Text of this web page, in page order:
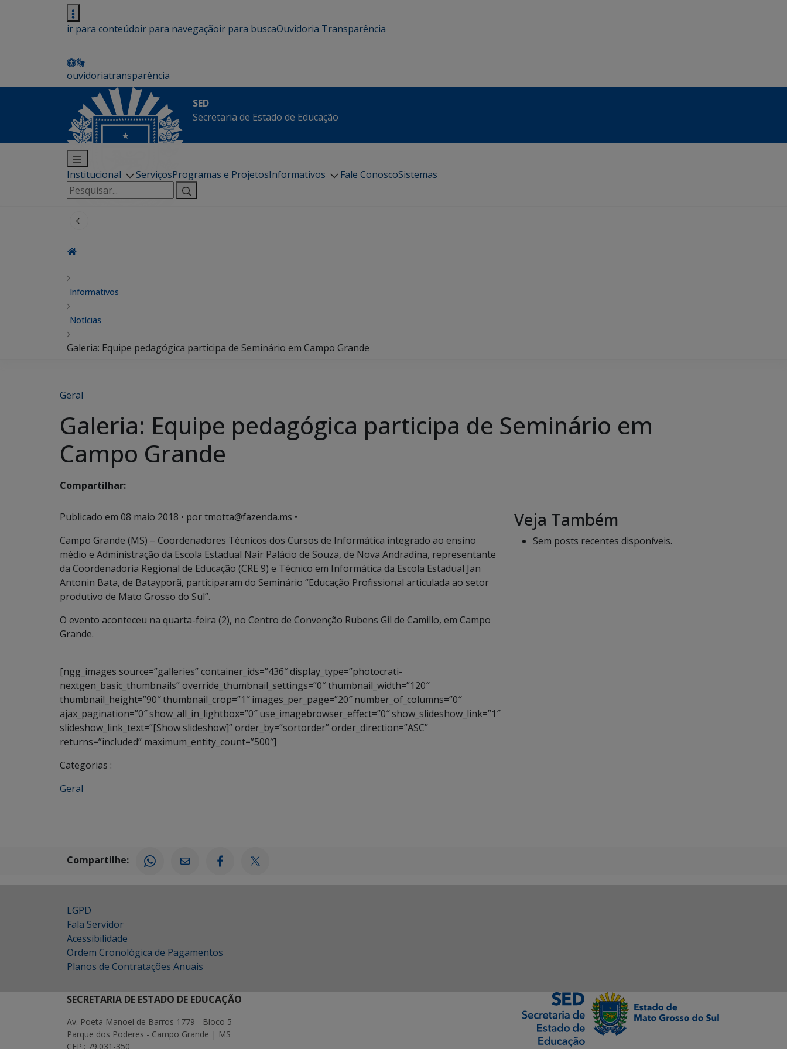
ir para conteúdoir para navegaçãoir para buscaOuvidoria Transparência
ouvidoriatransparência
SED
Secretaria de Estado de Educação
Institucional ServiçosProgramas e ProjetosInformativos Fale ConoscoSistemas
Pesquisar
por:
Informativos
Notícias
Galeria: Equipe pedagógica participa de Seminário em Campo Grande
Geral
Galeria: Equipe pedagógica participa de Seminário em
Campo Grande
Compartilhar:
Publicado em 08 maio 2018 • por tmotta@fazenda.ms •
Campo Grande (MS) – Coordenadores Técnicos dos Cursos de Informática integrado ao ensino
médio e Administração da Escola Estadual Nair Palácio de Souza, de Nova Andradina, representante
da Coordenadoria Regional de Educação (CRE 9) e Técnico em Informática da Escola Estadual Jan
Antonin Bata, de Batayporã, participaram do Seminário “Educação Profissional articulada ao setor
produtivo de Mato Grosso do Sul”.
O evento aconteceu na quarta-feira (2), no Centro de Convenção Rubens Gil de Camillo, em Campo
Grande.
[ngg_images source=”galleries” container_ids=”436″ display_type=”photocrati-
nextgen_basic_thumbnails” override_thumbnail_settings=”0″ thumbnail_width=”120″
thumbnail_height=”90″ thumbnail_crop=”1″ images_per_page=”20″ number_of_columns=”0″
ajax_pagination=”0″ show_all_in_lightbox=”0″ use_imagebrowser_effect=”0″ show_slideshow_link=”1″
slideshow_link_text=”[Show slideshow]” order_by=”sortorder” order_direction=”ASC”
returns=”included” maximum_entity_count=”500″]
Categorias :
Geral
Veja Também
Sem posts recentes disponíveis.
Compartilhe:
LGPD
Fala Servidor
Acessibilidade
Ordem Cronológica de Pagamentos
Planos de Contratações Anuais
SECRETARIA DE ESTADO DE EDUCAÇÃO
Av. Poeta Manoel de Barros 1779 - Bloco 5
Parque dos Poderes - Campo Grande | MS
CEP.: 79.031-350